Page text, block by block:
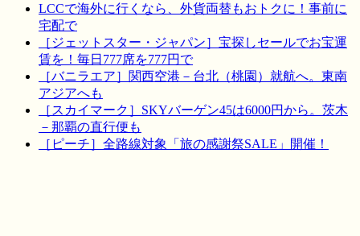
LCCで海外に行くなら、外貨両替もおトクに！事前に
宅配で
［ジェットスター・ジャパン］宝探しセールでお宝運
賃を！毎日777席を777円で
［バニラエア］関西空港－台北（桃園）就航へ。東南
アジアへも
［スカイマーク］SKYバーゲン45は6000円から。茨木
－那覇の直行便も
［ピーチ］全路線対象「旅の感謝祭SALE」開催！